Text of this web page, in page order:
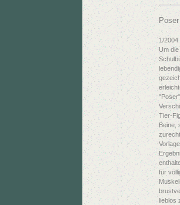
1/2004
Um
Tier-
Beine,
für
lieblos